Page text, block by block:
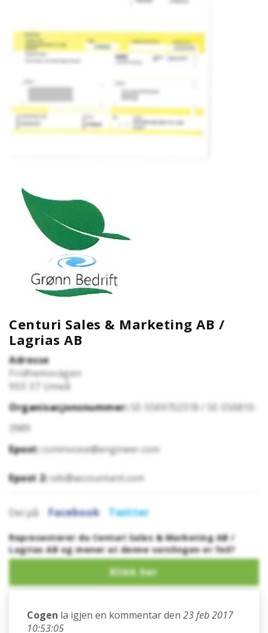
Centuri Sales & Marketing AB /
Lagrias AB
Adresse
Fridhemsvägen
903 37
Umeå
Organisasjonsnummer: SE-5569702318 / SE-556810-
3989
Epost:csminvoice@engineer.com
Epost 2:sds@accountant.com
Del på: Facebook Twitter
Representerer du Centuri Sales & Marketing AB /
Lagrias AB og mener at denne varslingen er feil?
Cogen la igjen en kommentar den 23 feb 2017
10:53:05